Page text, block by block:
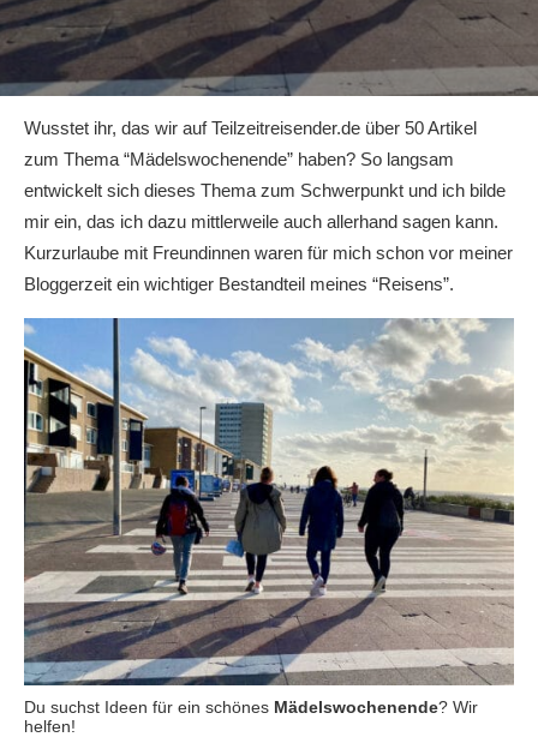
Wusstet ihr, das wir auf Teilzeitreisender.de über 50 Artikel
zum Thema “Mädelswochenende” haben? So langsam
entwickelt sich dieses Thema zum Schwerpunkt und ich bilde
mir ein, das ich dazu mittlerweile auch allerhand sagen kann.
Kurzurlaube mit Freundinnen waren für mich schon vor meiner
Bloggerzeit ein wichtiger Bestandteil meines “Reisens”.
Du suchst Ideen für ein schönes Mädelswochenende? Wir
helfen!